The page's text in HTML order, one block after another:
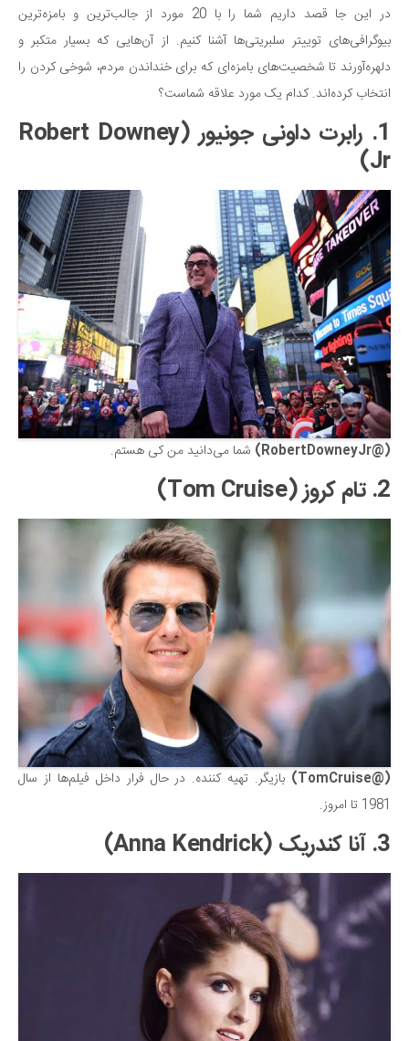
تاریخ
معماری
علمی
نجوم و هوا فضا
خودرو
سرگرمی
دانستنی‌ها
بازی
طنز
فال
مسابقه
اخبار
در این جا قصد داریم شما را با 20 مورد از جالب‌ترین و بامزه‌ترین
بیوگرافی‌های توییتر سلبریتی‌ها آشنا کنیم. از آن‌هایی که بسیار متکبر و
دلهره‌آورند تا شخصیت‌های بامزه‌ای که برای خنداندن مردم، شوخی کردن را
انتخاب کرده‌اند. کدام یک مورد علاقه شماست؟
1. رابرت داونی جونیور (Robert Downey
Jr)
(@RobertDowneyJr) شما می‌دانید من کی هستم.
2. تام کروز (Tom Cruise)
(@TomCruise)
بازیگر. تهیه کننده. در حال فرار داخل فیلم‌ها از سال
1981 تا امروز.
3. آنا کندریک (Anna Kendrick)